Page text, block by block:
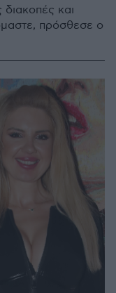
και
πρόσθεσε ο